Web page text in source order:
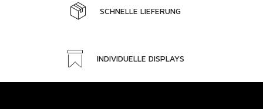
SCHNELLE LIEFERUNG
INDIVIDUELLE DISPLAYS